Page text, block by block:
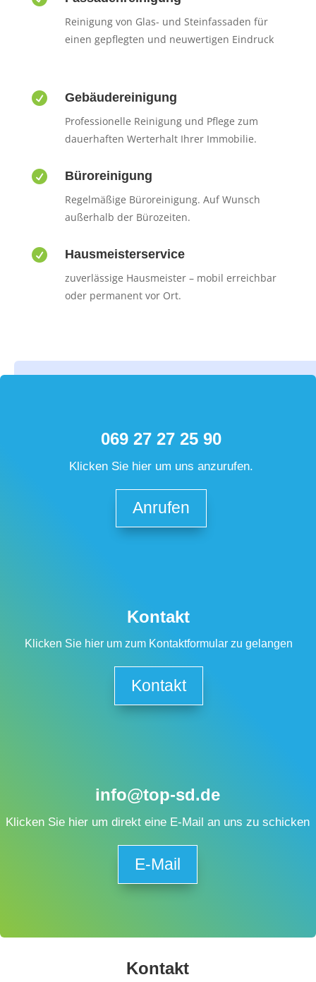
Reinigung von Glas- und Steinfassaden für
einen gepflegten und neuwertigen Eindruck
 Gebäudereinigung
Professionelle Reinigung und Pflege zum
dauerhaften Werterhalt Ihrer Immobilie.
 Büroreinigung
Regelmäßige Büroreinigung. Auf Wunsch
außerhalb der Bürozeiten.
 Hausmeisterservice
zuverlässige Hausmeister – mobil erreichbar
oder permanent vor Ort.
069 27 27 25 90
Klicken Sie hier um uns anzurufen.
Anrufen
Kontakt
Klicken Sie hier um zum Kontaktformular zu gelangen
Kontakt
info@top-sd.de
Klicken Sie hier um direkt eine E-Mail an uns zu schicken
E-Mail
Kontakt